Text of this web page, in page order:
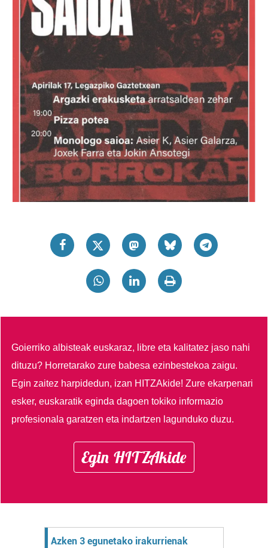
Goierriko albisteak euskaraz, libre eta kalitatez jaso nahi
dituzu? Horretarako zure babesa ezinbestekoa zaigu.
Egin zaitez harpidedun, izan HITZAkide!Zure ekarpenari
esker, euskaratik eginda dagoen tokiko informazio
profesionala garatzen eta indartzen lagunduko duzu.
Egin HITZAkide
Azken 3 egunetako irakurrienak